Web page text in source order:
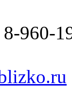
960-